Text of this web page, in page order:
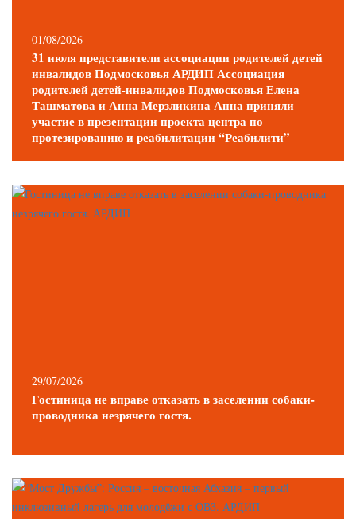
01/08/2026
31 июля представители ассоциации родителей детей
инвалидов Подмосковья АРДИП Ассоциация
родителей детей-инвалидов Подмосковья Елена
Ташматова и Анна Мерзликина Анна приняли
участие в презентации проекта центра по
протезированию и реабилитации “Реабилити”
29/07/2026
Гостиница не вправе отказать в заселении собаки-
проводника незрячего гостя.